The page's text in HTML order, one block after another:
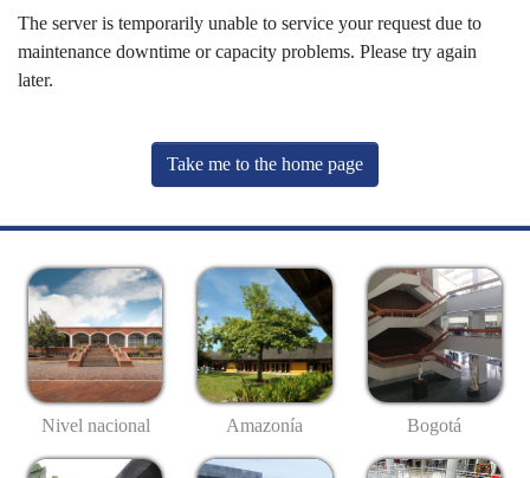
The server is temporarily unable to service your request due to
maintenance downtime or capacity problems. Please try again
later.
Take me to the home page
Nivel nacional Amazonía Bogotá